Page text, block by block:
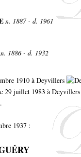
n. 1887 - d. 1961
n. 1886 - d. 1932
1910 à Deyvillers
29 juillet 1983 à Deyvillers
1937 :